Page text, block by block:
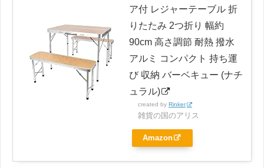
ア付 レジャーテーブル 折
りたたみ 2つ折り 幅約
90cm 高さ調節 耐熱 撥水
アルミ コンパクト 持ち運
び 収納 バーベキュー (ナチ
ュラル)
created by Rinker
雑貨の国のアリス
Amazon